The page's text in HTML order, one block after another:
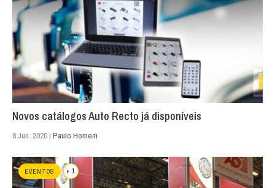
Novos catálogos Auto Recto já disponíveis
8 Jun. 2020 | Paulo Homem
EVENTOS + 1